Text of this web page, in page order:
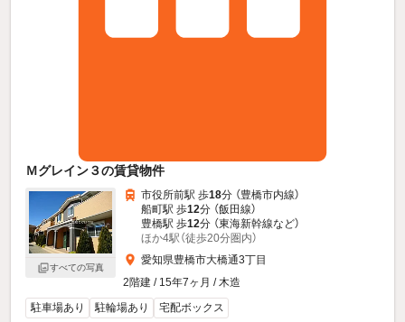
Ｍグレイン３の賃貸物件
すべての写真
市役所前駅 歩18分 （豊橋市内線）
船町駅 歩12分 （飯田線）
豊橋駅 歩12分 （東海新幹線など）
ほか4駅（徒歩20分圏内）
愛知県豊橋市大橋通3丁目
2階建 / 15年7ヶ月 / 木造
駐車場あり
駐輪場あり 宅配ボックス